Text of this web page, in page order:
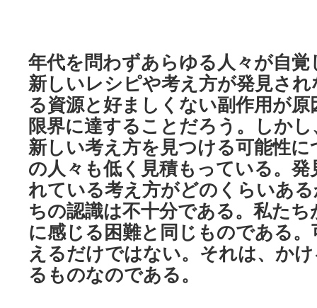
年代を問わずあらゆる人々が自
新しいレシピや考え方が発見さ
る資源と好ましくない副作用が
限界に達することだろう。しか
新しい考え方を見つける可能性
の人々も低く見積もっている。
れている考え方がどのくらいあ
ちの認識は不十分である。私た
に感じる困難と同じものである
えるだけではない。それは、か
るものなのである。